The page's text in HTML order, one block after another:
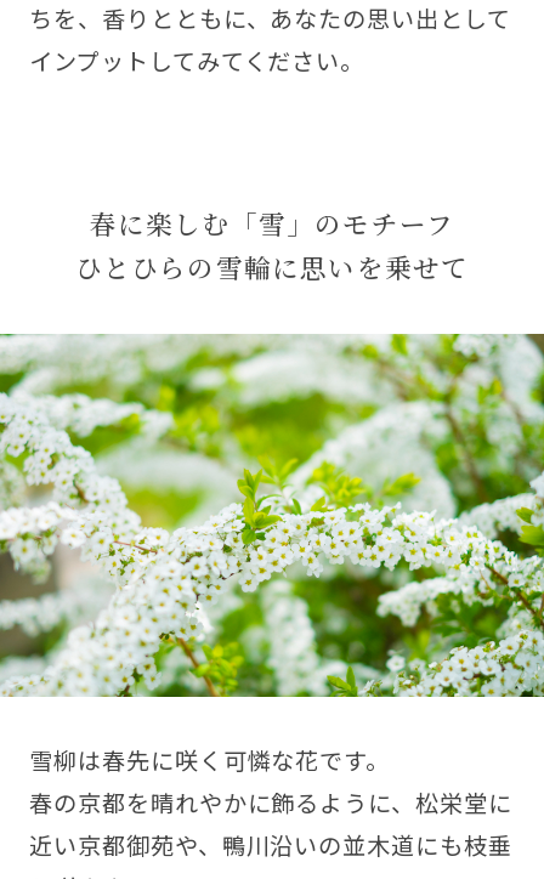
ちを、香りとともに、あなたの思い出として
インプットしてみてください。
春に楽しむ「雪」のモチーフ
ひとひらの雪輪に思いを乗せて
雪柳は春先に咲く可憐な花です。
春の京都を晴れやかに飾るように、松栄堂に
近い京都御苑や、鴨川沿いの並木道にも枝垂